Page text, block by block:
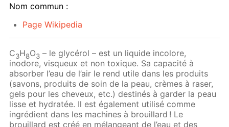
Nom commun :
Page Wikipedia
C3H8O3 – le glycérol – est un liquide incolore,
inodore, visqueux et non toxique. Sa capacité à
absorber l’eau de l’air le rend utile dans les produits
(savons, produits de soin de la peau, crèmes à raser,
gels pour les cheveux, etc.) destinés à garder la peau
lisse et hydratée. Il est également utilisé comme
ingrédient dans les machines à brouillard ! Le
brouillard est créé en mélangeant de l’eau et des